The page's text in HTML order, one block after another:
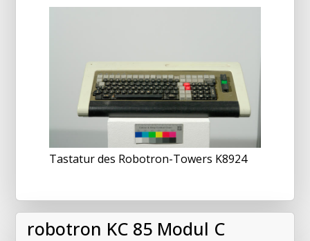
Tastatur des Robotron-Towers K8924
robotron KC 85 Modul C